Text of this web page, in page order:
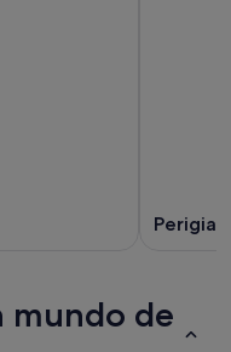
Perigiali
mundo de